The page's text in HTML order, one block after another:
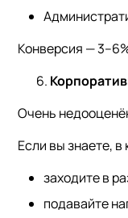
Конверсия —
Очень
Если вы знаете, в
заходите в
подавайте